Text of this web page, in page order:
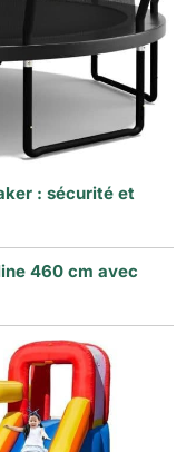
: sécurité et
460 cm avec